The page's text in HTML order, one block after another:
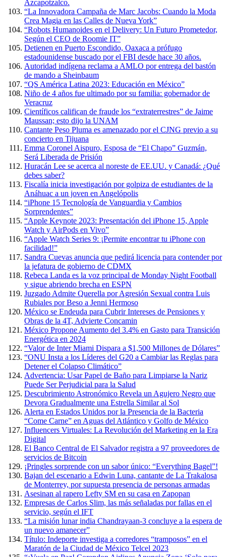
Azcapotzalco.
“La Innovadora Campaña de Marc Jacobs: Cuando la Moda
Crea Magia en las Calles de Nueva York”
“Robots Humanoides en el Delivery: Un Futuro Prometedor,
Según el CEO de Roomie IT”
Detienen en Puerto Escondido, Oaxaca a prófugo
estadounidense buscado por el FBI desde hace 30 años.
Autoridad indígena reclama a AMLO por entrega del bastón
de mando a Sheinbaum
“QS América Latina 2023: Educación en México”
Niño de 4 años fue ultimado por su familia: gobernador de
Veracruz
Científicos califican de fraude los “extraterrestres” de Jaime
Maussan; esto dijo la UNAM
Cantante Peso Pluma es amenazado por el CJNG previo a su
concierto en Tijuana
Emma Coronel Aispuro, Esposa de “El Chapo” Guzmán,
Será Liberada de Prisión
Huracán Lee se acerca al noreste de EE.UU. y Canadá: ¿Qué
debes saber?
Fiscalía inicia investigación por golpiza de estudiantes de la
Anáhuac a un joven en Angelópolis
“iPhone 15 Tecnología de Vanguardia y Cambios
Sorprendentes”
“Apple Keynote 2023: Presentación del iPhone 15, Apple
Watch y AirPods en Vivo”
“Apple Watch Series 9: ¡Permite encontrar tu iPhone con
facilidad!”
Sandra Cuevas anuncia que pedirá licencia para contender por
la jefatura de gobierno de CDMX
Rebeca Landa es la voz principal de Monday Night Football
y sigue abriendo brecha en ESPN
Juzgado Admite Querella por Agresión Sexual contra Luis
Rubiales por Beso a Jenni Hermoso
México se Endeuda para Cubrir Intereses de Pensiones y
Obras de la 4T, Advierte Concamin
México Propone Aumento del 3.4% en Gasto para Transición
Energética en 2024
“Valor de Inter Miami Dispara a $1,500 Millones de Dólares”
“ONU Insta a los Líderes del G20 a Cambiar las Reglas para
Detener el Colapso Climático”
Advertencia: Usar Papel de Baño para Limpiarse la Nariz
Puede Ser Perjudicial para la Salud
Descubrimiento Astronómico Revela un Agujero Negro que
Devora Gradualmente una Estrella Similar al Sol
Alerta en Estados Unidos por la Presencia de la Bacteria
“Come Carne” en Aguas del Atlántico y Golfo de México
Influencers Virtuales: La Revolución del Marketing en la Era
Digital
El Banco Central de El Salvador registra a 97 proveedores de
servicios de Bitcoin
¡Pringles sorprende con un sabor único: “Everything Bagel”!
Bajan del escenario a Edwin Luna, cantante de La Trakalosa
de Monterrey, por supuesta presencia de personas armadas
Asesinan al rapero Lefty SM en su casa en Zapopan
Empresas de Carlos Slim, las más señaladas por fallas en el
servicio, según el IFT
“La misión lunar india Chandrayaan-3 concluye a la espera de
un nuevo amanecer”
Título: Indeporte investiga a corredores “tramposos” en el
Maratón de la Ciudad de México Telcel 2023